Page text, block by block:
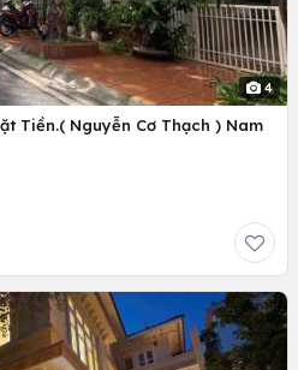
4
Tiền.( Nguyễn Cơ Thạch ) Nam